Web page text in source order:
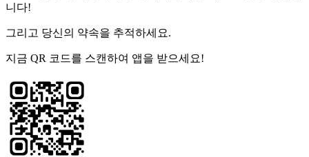
니다!
그리고 당신의 약속을 추적하세요.
지금 QR 코드를 스캔하여 앱을 받으세요!